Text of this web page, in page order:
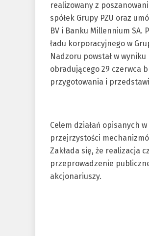
realizowany z
spółek Grupy PZU oraz
BV i Banku Millennium
ładu korporacyjnego w
Nadzoru powstał w wyniku
obradującego 29 czerwca
przygotowania i
Celem działań opisanych
przejrzystości
Zakłada się, że realizacja
przeprowadzenie
akcjonariuszy.